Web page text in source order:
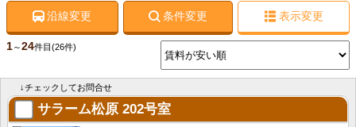
沿線変更 条件変更 表示変更
1～24件目 (26件)
↓チェックしてお問合せ
サラーム松原 202号室